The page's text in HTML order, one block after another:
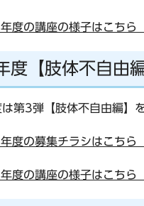
度の講座の様子はこちら
度【肢体不自由
第3弾【肢体不自由編】
度の募集チラシはこちら
度の講座の様子はこちら